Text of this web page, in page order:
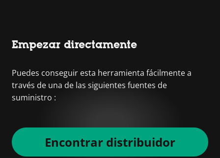
Empezar directamente
Puedes conseguir esta herramienta fácilmente a
través de una de las siguientes fuentes de
suministro :
Encontrar distribuidor